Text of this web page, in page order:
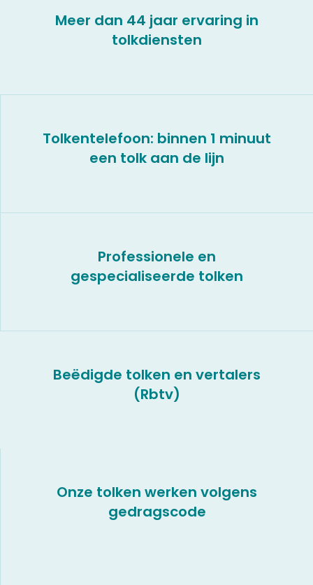
Meer dan 44 jaar ervaring in
tolkdiensten
Tolkentelefoon: binnen 1 minuut
een tolk aan de lijn
Professionele en
gespecialiseerde tolken
Beëdigde tolken en vertalers
(Rbtv)
Onze tolken werken volgens
gedragscode